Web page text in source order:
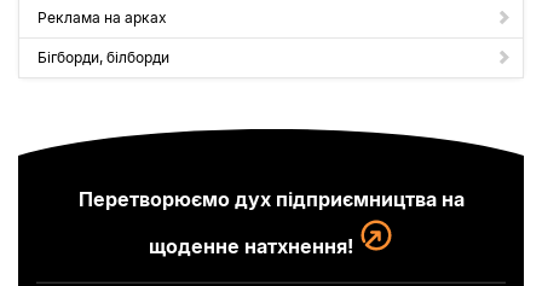
Реклама на арках
Бігборди, білборди
Перетворюємо дух підприємництва на
щоденне натхнення!